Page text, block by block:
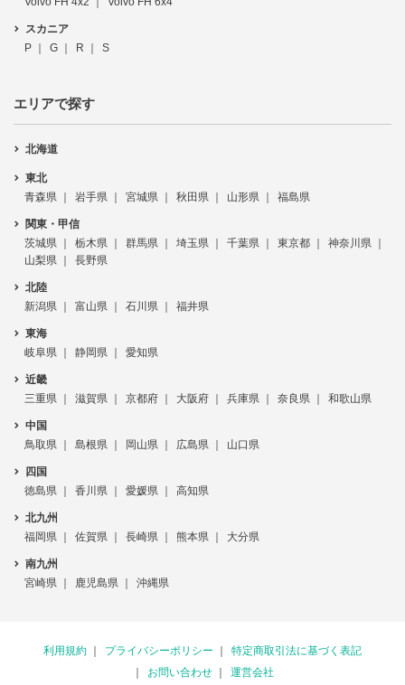
スカニア
P
G R S
エリアで探す
北海道
東北
青森県
岩手県 宮城県 秋田県 山形県 福島県
関東・甲信
茨城県
栃木県 群馬県 埼玉県 千葉県 東京都
神奈川県
山梨県
長野県
北陸
新潟県
富山県 石川県 福井県
東海
岐阜県
静岡県 愛知県
近畿
三重県
滋賀県 京都府 大阪府 兵庫県 奈良県 和歌山県
中国
鳥取県
島根県 岡山県 広島県 山口県
四国
徳島県
香川県 愛媛県 高知県
北九州
福岡県
佐賀県 長崎県 熊本県 大分県
南九州
宮崎県
鹿児島県 沖縄県
利用規約 プライバシーポリシー
特定商取引法に基づく表記
お問い合わせ
運営会社